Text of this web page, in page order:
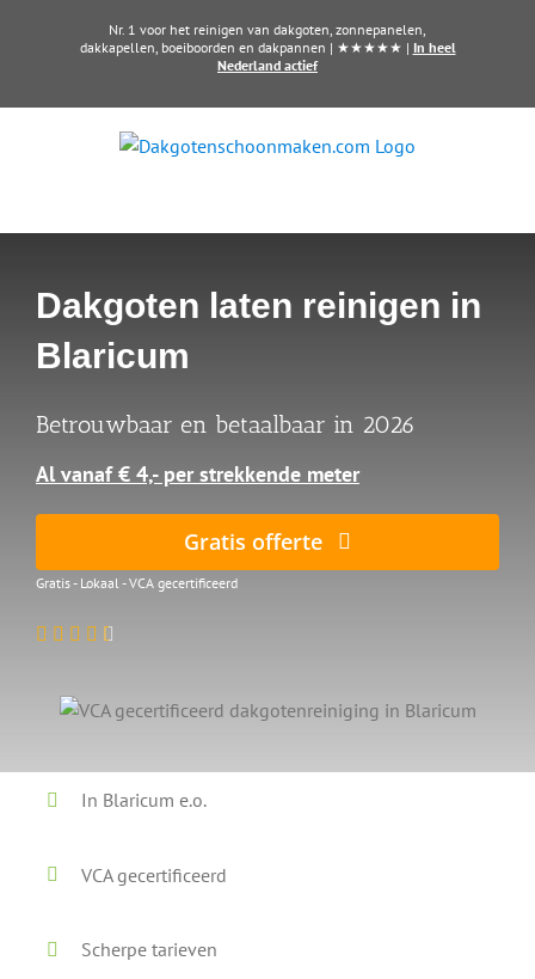
Nr. 1 voor het reinigen van dakgoten, zonnepanelen,
dakkapellen, boeiboorden en dakpannen | ★★★★★ | In heel
Nederland actief
Dakgoten laten reinigen in
Blaricum
Betrouwbaar en betaalbaar in 2026
Al vanaf € 4,- per strekkende meter
Gratis offerte
Gratis - Lokaal - VCA gecertificeerd
In Blaricum e.o.
VCA gecertificeerd
Scherpe tarieven